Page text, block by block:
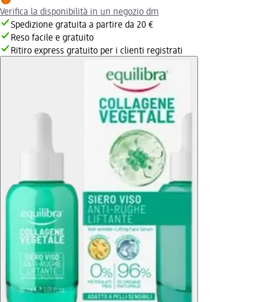
Verifica la disponibilità in un negozio dm
Spedizione gratuita a partire da 20 €
Reso facile e gratuito
Ritiro express gratuito per i clienti registrati